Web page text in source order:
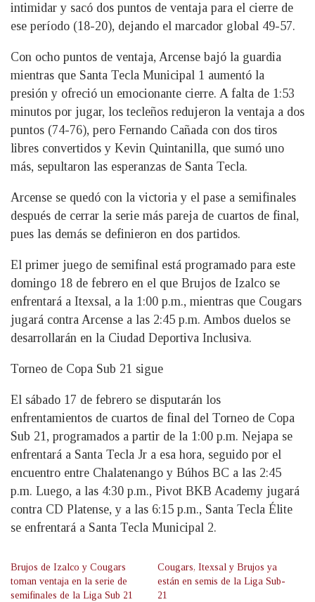
intimidar y sacó dos puntos de ventaja para el cierre de
ese período (18-20), dejando el marcador global 49-57.
Con ocho puntos de ventaja, Arcense bajó la guardia
mientras que Santa Tecla Municipal 1 aumentó la
presión y ofreció un emocionante cierre. A falta de 1:53
minutos por jugar, los tecleños redujeron la ventaja a dos
puntos (74-76), pero Fernando Cañada con dos tiros
libres convertidos y Kevin Quintanilla, que sumó uno
más, sepultaron las esperanzas de Santa Tecla.
Arcense se quedó con la victoria y el pase a semifinales
después de cerrar la serie más pareja de cuartos de final,
pues las demás se definieron en dos partidos.
El primer juego de semifinal está programado para este
domingo 18 de febrero en el que Brujos de Izalco se
enfrentará a Itexsal, a la 1:00 p.m., mientras que Cougars
jugará contra Arcense a las 2:45 p.m. Ambos duelos se
desarrollarán en la Ciudad Deportiva Inclusiva.
Torneo de Copa Sub 21 sigue
El sábado 17 de febrero se disputarán los
enfrentamientos de cuartos de final del Torneo de Copa
Sub 21, programados a partir de la 1:00 p.m. Nejapa se
enfrentará a Santa Tecla Jr a esa hora, seguido por el
encuentro entre Chalatenango y Búhos BC a las 2:45
p.m. Luego, a las 4:30 p.m., Pivot BKB Academy jugará
contra CD Platense, y a las 6:15 p.m., Santa Tecla Élite
se enfrentará a Santa Tecla Municipal 2.
Brujos de Izalco y Cougars
toman ventaja en la serie de
semifinales de la Liga Sub 21
Cougars, Itexsal y Brujos ya
están en semis de la Liga Sub-
21